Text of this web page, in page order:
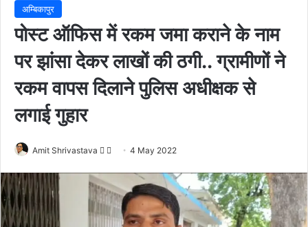
अम्बिकापुर
पोस्ट ऑफिस में रकम जमा कराने के नाम
पर झांसा देकर लाखों की ठगी.. ग्रामीणों ने
रकम वापस दिलाने पुलिस अधीक्षक से
लगाई गुहार
Amit Shrivastava
F
l
o
n
d
a
4 May 2022